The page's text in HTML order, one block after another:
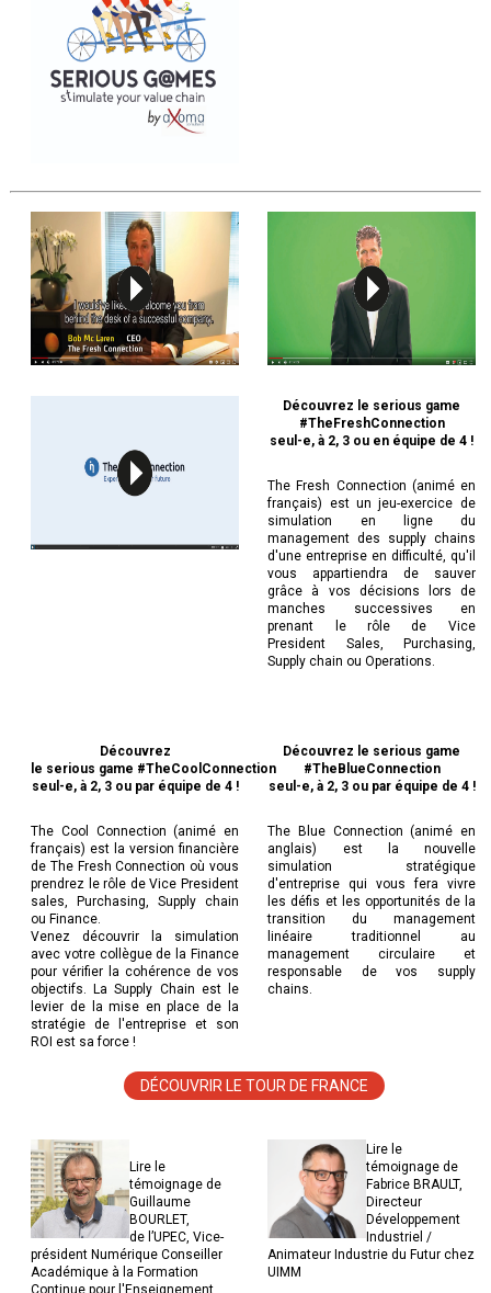
Découvrez le serious game
#TheFreshConnection
seul-e, à 2, 3 ou en équipe de 4 !
The Fresh Connection (animé en
français) est un jeu-exercice de
simulation en ligne du
management des supply chains
d'une entreprise en difficulté, qu'il
vous appartiendra de sauver
grâce à vos décisions lors de
manches successives en
prenant le rôle de Vice
President Sales, Purchasing,
Supply chain ou Operations.
Découvrez
le serious game #TheCoolConnection
seul-e, à 2, 3 ou par équipe de 4 !
The Cool Connection (animé en
français) est la version financière
de The Fresh Connection où vous
prendrez le rôle de Vice President
sales, Purchasing, Supply chain
ou Finance.
Venez découvrir la simulation
avec votre collègue de la Finance
pour vérifier la cohérence de vos
objectifs. La Supply Chain est le
levier de la mise en place de la
stratégie de l'entreprise et son
ROI est sa force !
Découvrez le serious game
#TheBlueConnection
seul-e, à 2, 3 ou par équipe de 4 !
The Blue Connection (animé en
anglais) est la nouvelle
simulation stratégique
d'entreprise qui vous fera vivre
les défis et les opportunités de la
transition du management
linéaire traditionnel au
management circulaire et
responsable de vos supply
chains.
DÉCOUVRIR LE TOUR DE FRANCE
Lire le
témoignage de
Guillaume
BOURLET,
de l’UPEC, Vice-
président Numérique Conseiller
Académique à la Formation
Lire le
témoignage de
Fabrice BRAULT,
Directeur
Développement
Industriel /
Animateur Industrie du Futur chez
UIMM